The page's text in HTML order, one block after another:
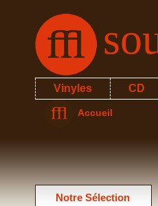
Vinyles CD
Accueil
Notre Sélection